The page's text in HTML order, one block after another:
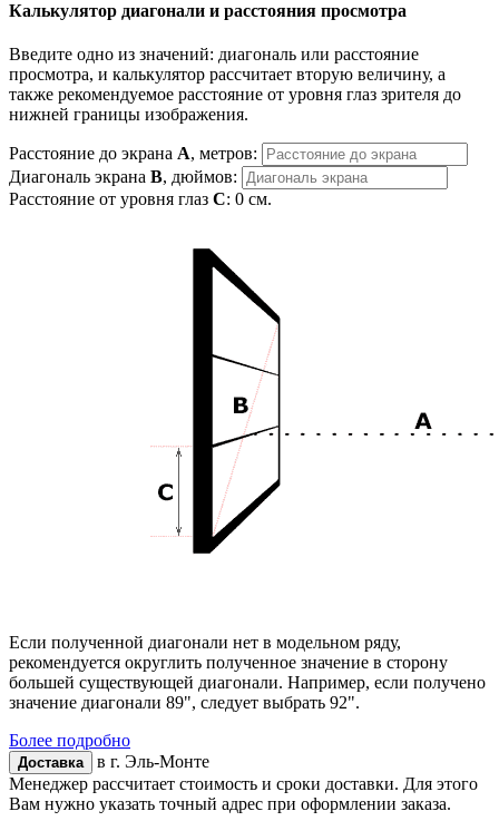
Калькулятор диагонали и расстояния просмотра
Введите одно из значений: диагональ или расстояние
просмотра, и калькулятор рассчитает вторую величину, а
также рекомендуемое расстояние от уровня глаз зрителя до
нижней границы изображения.
Расстояние до экрана A, метров:
Диагональ экрана B, дюймов:
Расстояние от уровня глаз C: 0 см.
Если полученной диагонали нет в модельном ряду,
рекомендуется округлить полученное значение в сторону
большей существующей диагонали. Например, если получено
значение диагонали 89", следует выбрать 92".
Более подробно
Доставка в г. Эль-Монте
Менеджер рассчитает стоимость и сроки доставки. Для этого
Вам нужно указать точный адрес при оформлении заказа.